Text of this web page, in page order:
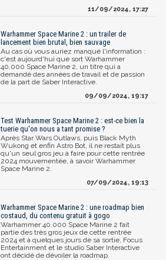
11/09/2024, 17:27
Warhammer Space Marine 2 : un trailer de
lancement bien brutal, bien sauvage
Au cas où vous auriez manqué l'information :
c'est aujourd'hui que sort Warhammer
40,000 Space Marine 2, un titre qui a
demandé des années de travail et de passion
de la part de Saber Interactive.
09/09/2024, 19:17
Test Warhammer Space Marine 2 : est-ce bien la
tuerie qu'on nous a tant promise ?
Après Star Wars Outlaws, puis Black Myth
Wukong et enfin Astro Bot, il ne restait plus
qu'un seul gros jeu à faire pour cette rentrée
2024 mouvementée, à savoir Warhammer
Space Marine 2.
07/09/2024, 19:13
Warhammer Space Marine 2 : une roadmap bien
costaud, du contenu gratuit à gogo
Warhammer 40.000 Space Marine 2 fait
partie des très gros jeux de cette rentrée
2024 et à quelques jours de sa sortie, Focus
Entertainment et le studio Saber Interactive
ont décidé de dévoiler la roadmap.